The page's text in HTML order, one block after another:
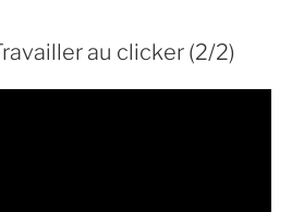
au clicker (2/2)